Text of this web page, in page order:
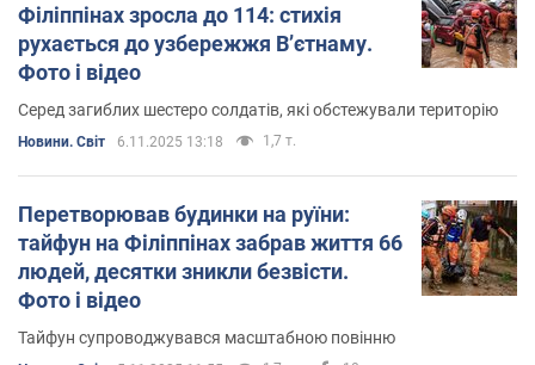
Філіппінах зросла до 114: стихія
рухається до узбережжя В’єтнаму.
Фото і відео
Серед загиблих шестеро солдатів, які обстежували територію
Новини. Світ 6.11.2025 13:18 1,7 т.
Перетворював будинки на руїни:
тайфун на Філіппінах забрав життя 66
людей, десятки зникли безвісти.
Фото і відео
Тайфун супроводжувався масштабною повінню